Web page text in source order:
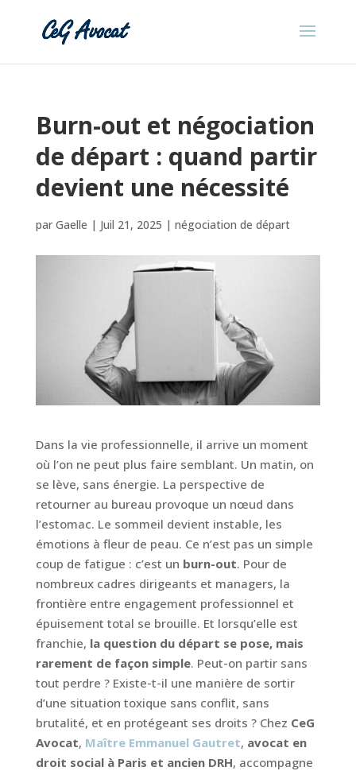
Burn-out et négociation
de départ : quand partir
devient une nécessité
par Gaelle | Juil 21, 2025 | négociation de départ
Dans la vie professionnelle, il arrive un moment
où l’on ne peut plus faire semblant. Un matin, on
se lève, sans énergie. La perspective de
retourner au bureau provoque un nœud dans
l’estomac. Le sommeil devient instable, les
émotions à fleur de peau. Ce n’est pas un simple
coup de fatigue : c’est un burn-out. Pour de
nombreux cadres dirigeants et managers, la
frontière entre engagement professionnel et
épuisement total se brouille. Et lorsqu’elle est
franchie, la question du départ se pose, mais
rarement de façon simple. Peut-on partir sans
tout perdre ? Existe-t-il une manière de sortir
d’une situation toxique sans conflit, sans
brutalité, et en protégeant ses droits ? Chez CeG
Avocat, Maître Emmanuel Gautret, avocat en
droit social à Paris et ancien DRH, accompagne